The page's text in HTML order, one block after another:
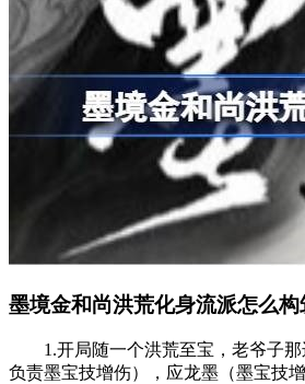
墨境金和尚洪荒化身流派怎么构
1.开局随一个洪荒至宝，老爷子那
负责墨宝技增伤），应龙墨（墨宝技